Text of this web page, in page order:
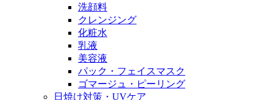
洗顔料
クレンジング
化粧水
乳液
美容液
パック・フェイスマスク
ゴマージュ・ピーリング
日焼け対策・UVケア